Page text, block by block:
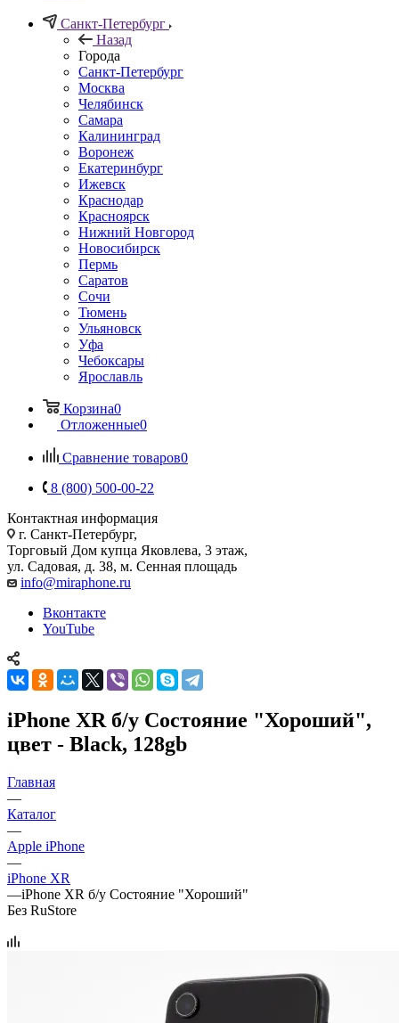
Санкт-Петербург
Назад
Города
Санкт-Петербург
Москва
Челябинск
Самара
Калининград
Воронеж
Екатеринбург
Ижевск
Краснодар
Красноярск
Нижний Новгород
Новосибирск
Пермь
Саратов
Сочи
Тюмень
Ульяновск
Уфа
Чебоксары
Ярославль
Корзина0
Отложенные0
Сравнение товаров0
8 (800) 500-00-22
Контактная информация
г. Санкт-Петербург,
Торговый Дом купца Яковлева, 3 этаж,
ул. Садовая, д. 38, м. Сенная площадь
info@miraphone.ru
Вконтакте
YouTube
iPhone XR б/у Состояние "Хороший",
цвет - Black, 128gb
Главная
—
Каталог
—
Apple iPhone
—
iPhone XR
—iPhone XR б/у Состояние "Хороший"
Без RuStore